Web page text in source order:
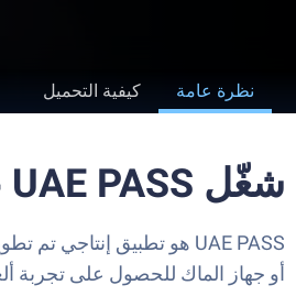
نظرة عامة كيفية التحميل
شغّل UAE PASS على الكمبيوتر العادي أو جهاز ماك
أو جهاز الماك للحصول على تجربة